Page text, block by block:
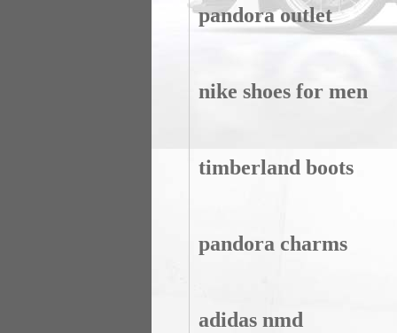
pandora outlet
nike shoes for men
timberland boots
pandora charms
adidas nmd